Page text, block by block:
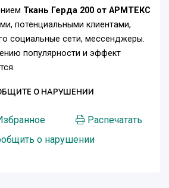
Ткань Герда 200 от АРМТЕКС
потенциальными клиентами,
социальные сети, мессенджеры.
популярности и эффект
О НАРУШЕНИИ
Распечатать
о нарушении